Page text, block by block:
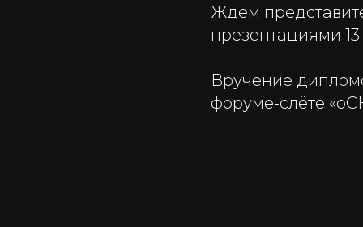
Ждем
презентациями
Вручение
форуме‑слёте